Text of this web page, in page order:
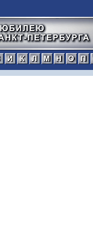
д е ж з и к л